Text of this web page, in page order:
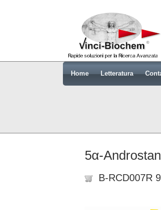
Home Letteratura
5α-
B-RCD007R